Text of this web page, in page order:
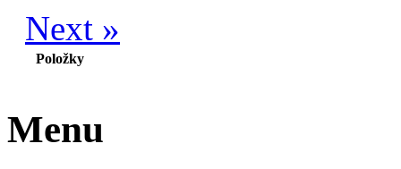
Next »
Položky
Menu